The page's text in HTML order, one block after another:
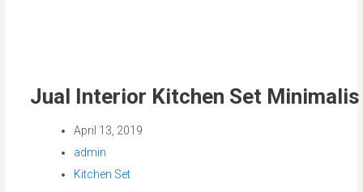
Jual Interior Kitchen Set
April 13, 2019
admin
Kitchen Set